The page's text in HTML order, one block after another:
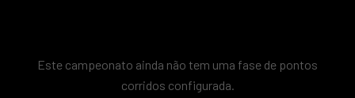
Este campeonato ainda não tem uma fase de pontos
corridos configurada.